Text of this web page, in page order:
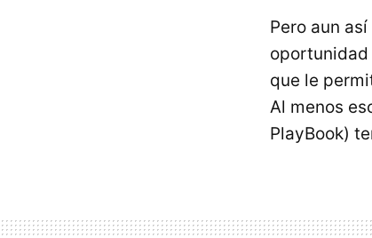
Pero aun
oportunidad
que le
Al menos
PlayBook)